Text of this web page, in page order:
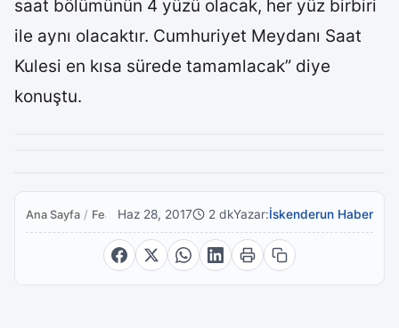
saat bölümünün 4 yüzü olacak, her yüz birbiri
ile aynı olacaktır. Cumhuriyet Meydanı Saat
Kulesi en kısa sürede tamamlacak” diye
konuştu.
Ana Sayfa / FeaturedHaz 28, 2017 2 dkYazar:İskenderun Haber